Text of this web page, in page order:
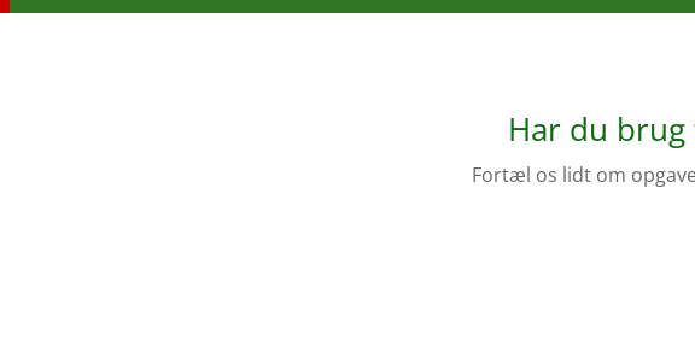
Har du
Fortæl os lidt om